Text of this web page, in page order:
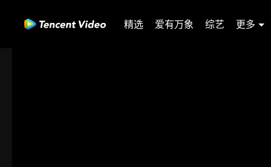
精选 爱有万象 综艺 更多